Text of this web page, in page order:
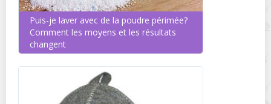
Puis-je laver avec de la poudre périmée?
Comment les moyens et les résultats
changent